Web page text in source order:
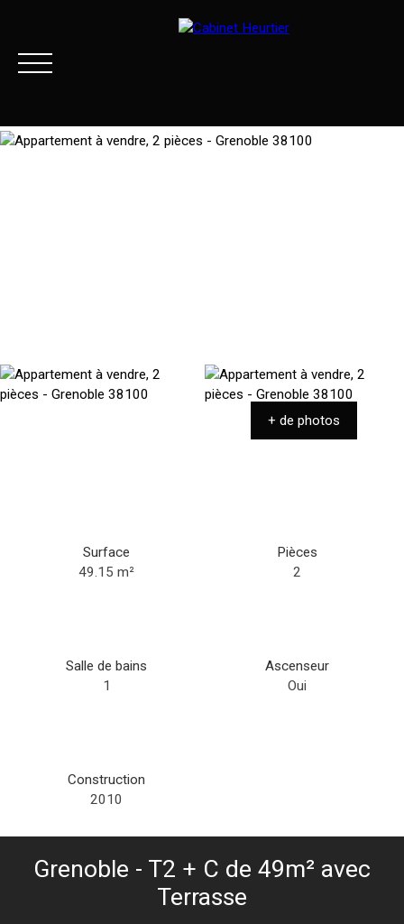
+ de photos
Surface
49.15m²
Pièces
2
Salle de bains
1
Ascenseur
Oui
Construction
2010
Grenoble - T2 + C de 49m² avec
Terrasse